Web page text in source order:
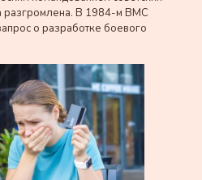
разгромлена. В 1984-м ВМС
о разработке боевого